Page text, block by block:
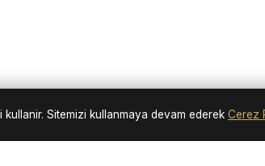
Sitemizi kullanmaya devam ederek Cerez